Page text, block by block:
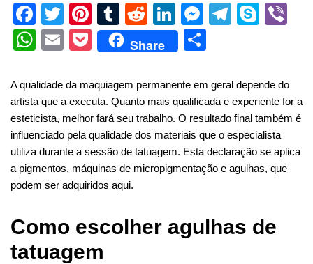
F
a
c
e
b
o
o
k
T
wi
tt
er
Pi
nt
er
e
st
T
u
m
bl
r
R
e
d
di
t
Li
n
k
e
dI
n
M
e
ss
e
n
g
er
T
gr
a
m
S
e
W
at
s
A
p
p
E
ail
P
ck
et
Share
ar
e
A qualidade da maquiagem permanente em geral depende do
artista que a executa. Quanto mais qualificada e experiente for a
esteticista, melhor fará seu trabalho. O resultado final também é
influenciado pela qualidade dos materiais que o especialista
utiliza durante a sessão de tatuagem. Esta declaração se aplica
a pigmentos, máquinas de micropigmentação e agulhas, que
podem ser adquiridos aqui.
Como escolher agulhas de
tatuagem